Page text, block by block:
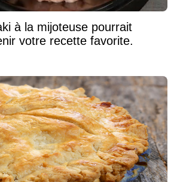
à la mijoteuse pourrait
votre recette favorite.